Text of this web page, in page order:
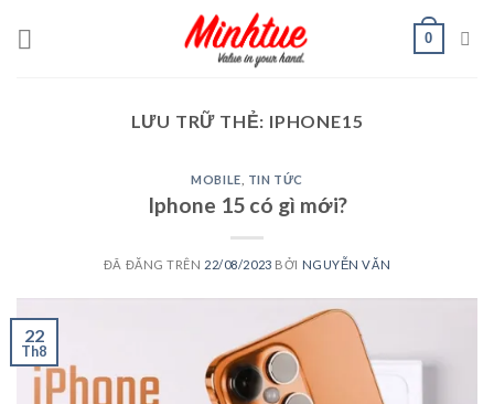
0
LƯU TRỮ THẺ: IPHONE15
MOBILE TIN TỨC
Iphone 15 có gì mới?
ĐÃ ĐĂNG TRÊN 22/08/2023 BỞI NGUYỄN VĂN
22
Th8